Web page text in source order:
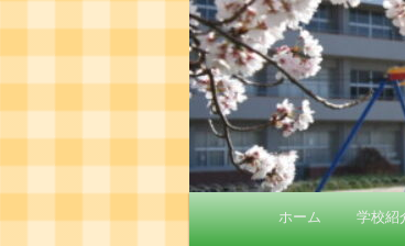
メ
イ
メ
ホーム 学校紹